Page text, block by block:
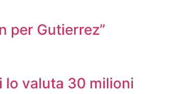
per Gutierrez”
lo valuta 30 milioni